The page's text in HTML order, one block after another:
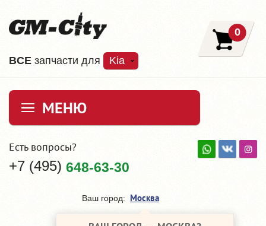
ВCE запчасти для Kia
0
МЕНЮ
Есть вопросы?
+7 (495) 648-63-30
Ваш город: Москва